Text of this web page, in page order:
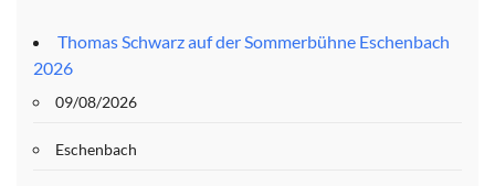
Thomas Schwarz auf der Sommerbühne Eschenbach
2026
09/08/2026
Eschenbach